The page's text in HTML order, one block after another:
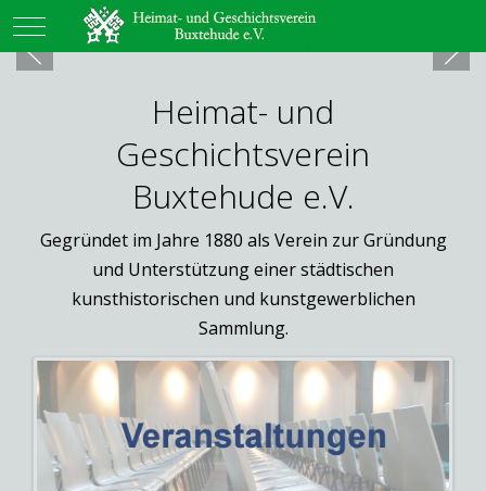
Mobile Menu Toggle
Heimat- und
Geschichtsverein
Buxtehude e.V.
Gegründet im Jahre 1880 als Verein zur Gründung
und Unterstützung einer städtischen
kunsthistorischen und kunstgewerblichen
Sammlung.